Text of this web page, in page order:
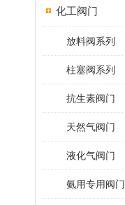
化工阀门
放料阀系列
柱塞阀系列
抗生素阀门
天然气阀门
液化气阀门
氨用专用阀门